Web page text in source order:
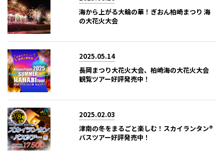
海から上がる大輪の華！ぎおん柏崎まつり 海
の大花火大会
2025.05.14
長岡まつり大花火大会、柏崎海の大花火大会
観覧ツアー好評発売中！
2025.02.03
津南の冬をまるごと楽しむ！スカイランタン®
バスツアー好評発売中！